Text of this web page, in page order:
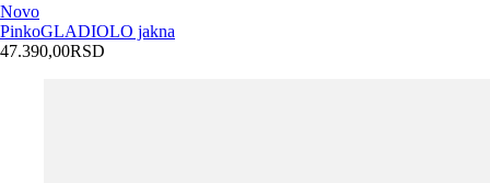
Novo
PinkoGLADIOLO jakna
47.390,00RSD